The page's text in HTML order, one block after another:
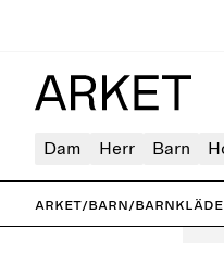
Dam Herr Barn
ARKET/Barn/